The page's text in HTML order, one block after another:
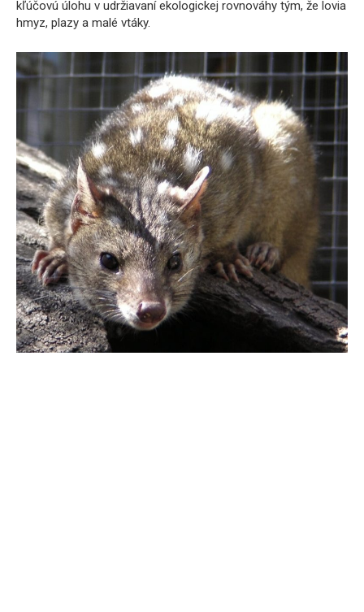
kľúčovú úlohu v udržiavaní ekologickej rovnováhy tým, že lovia
hmyz, plazy a malé vtáky.